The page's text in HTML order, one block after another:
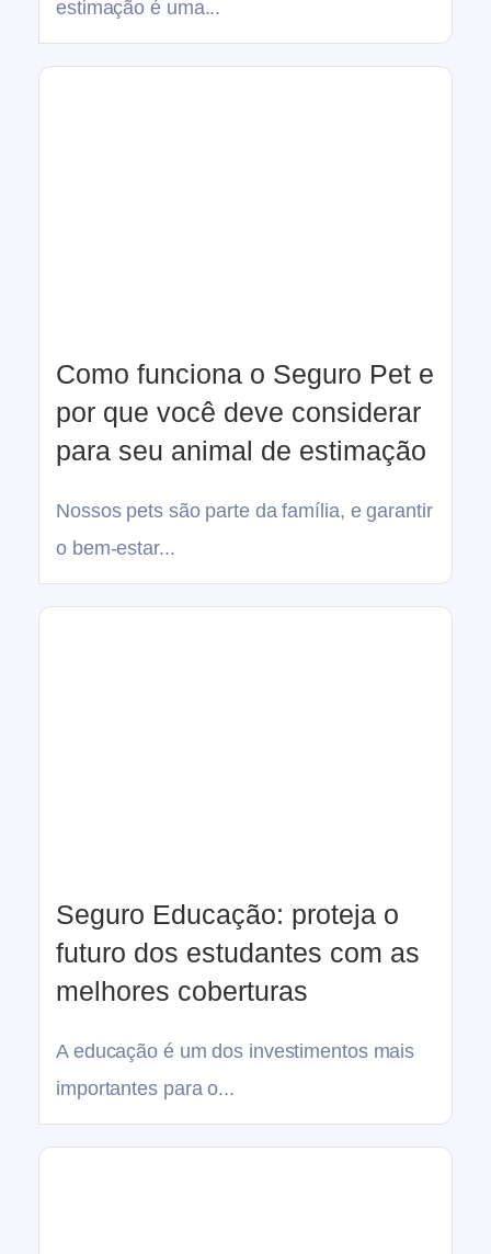
estimação é uma...
Como funciona o Seguro Pet e
por que você deve considerar
para seu animal de estimação
Nossos pets são parte da família, e garantir
o bem-estar...
Seguro Educação: proteja o
futuro dos estudantes com as
melhores coberturas
A educação é um dos investimentos mais
importantes para o...